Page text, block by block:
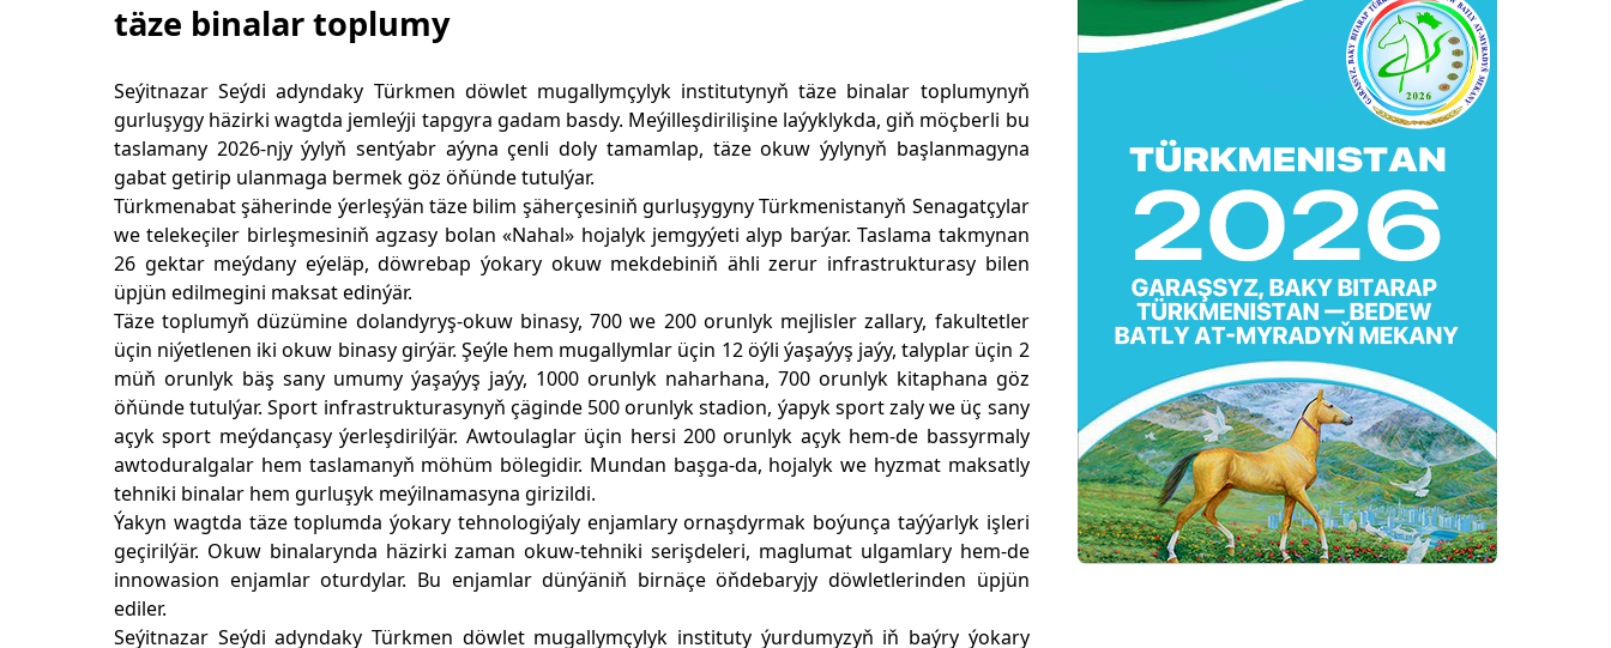
täze binalar toplumy
Seýitnazar Seýdi adyndaky Türkmen döwlet mugallymçylyk institutynyň täze binalar toplumynyň
gurluşygy häzirki wagtda jemleýji tapgyra gadam basdy. Meýilleşdirilişine laýyklykda, giň möçberli bu
taslamany 2026-njy ýylyň sentýabr aýyna çenli doly tamamlap, täze okuw ýylynyň başlanmagyna
gabat getirip ulanmaga bermek göz öňünde tutulýar.
Türkmenabat şäherinde ýerleşýän täze bilim şäherçesiniň gurluşygyny Türkmenistanyň Senagatçylar
we telekeçiler birleşmesiniň agzasy bolan «Nahal» hojalyk jemgyýeti alyp barýar. Taslama takmynan
26 gektar meýdany eýeläp, döwrebap ýokary okuw mekdebiniň ähli zerur infrastrukturasy bilen
üpjün edilmegini maksat edinýär.
Täze toplumyň düzümine dolandyryş-okuw binasy, 700 we 200 orunlyk mejlisler zallary, fakultetler
üçin niýetlenen iki okuw binasy girýär. Şeýle hem mugallymlar üçin 12 öýli ýaşaýyş jaýy, talyplar üçin 2
müň orunlyk bäş sany umumy ýaşaýyş jaýy, 1000 orunlyk naharhana, 700 orunlyk kitaphana göz
öňünde tutulýar. Sport infrastrukturasynyň çäginde 500 orunlyk stadion, ýapyk sport zaly we üç sany
açyk sport meýdançasy ýerleşdirilýär. Awtoulaglar üçin hersi 200 orunlyk açyk hem-de bassyrmaly
awtoduralgalar hem taslamanyň möhüm bölegidir. Mundan başga-da, hojalyk we hyzmat maksatly
tehniki binalar hem gurluşyk meýilnamasyna girizildi.
Ýakyn wagtda täze toplumda ýokary tehnologiýaly enjamlary ornaşdyrmak boýunça taýýarlyk işleri
geçirilýär. Okuw binalarynda häzirki zaman okuw-tehniki serişdeleri, maglumat ulgamlary hem-de
innowasion enjamlar oturdylar. Bu enjamlar dünýäniň birnäçe öňdebaryjy döwletlerinden üpjün
ediler.
Seýitnazar Seýdi adyndaky Türkmen döwlet mugallymçylyk instituty ýurdumyzyň iň baýry ýokary